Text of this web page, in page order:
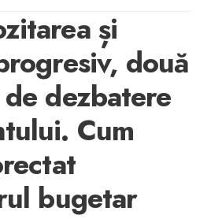
și
două
dezbatere
Cum
bugetar